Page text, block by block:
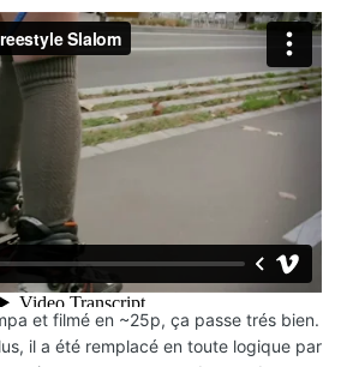
et filmé en ~25p, ça passe trés bien.
il a été remplacé en toute logique par